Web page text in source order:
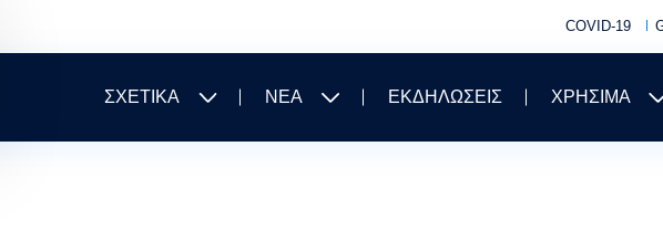
COVID-19
ΣΧΕΤΙΚΑ ΝΕΑ ΕΚΔΗΛΩΣΕΙΣ ΧΡΗΣΙΜΑ